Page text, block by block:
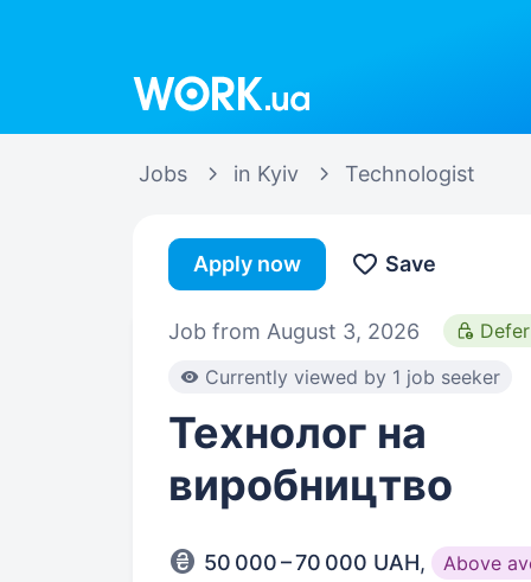
Jobs in Kyiv Technologist
Apply now Save
Job from August 3, 2026
Currently viewed by 1 job seeker
Технолог на
виробництво
50 000 – 70 000 UAH, Above